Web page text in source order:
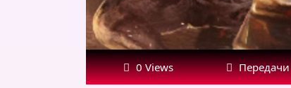
0 Views Передачи